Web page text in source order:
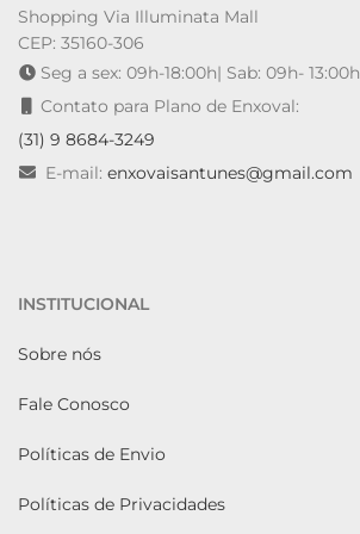
Shopping Via Illuminata Mall
CEP: 35160-306
Seg a sex: 09h-18:00h| Sab: 09h- 13:00h
Contato para Plano de Enxoval:
(31) 9 8684-3249
E-mail: enxovaisantunes@gmail.com
INSTITUCIONAL
Sobre nós
Fale Conosco
Políticas de Envio
Políticas de Privacidades